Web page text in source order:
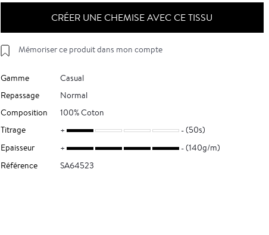
CRÉER UNE CHEMISE AVEC CE TISSU
Mémoriser ce produit dans mon compte
Gamme
Casual
Repassage
Normal
Composition
100% Coton
Titrage
(50s)
Epaisseur
(140g/m)
Référence
SA64523